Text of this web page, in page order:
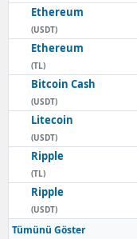
Ethereum
(USDT)
Ethereum
(TL)
Bitcoin Cash
(USDT)
Litecoin
(USDT)
Ripple
(TL)
Ripple
(USDT)
Tümünü Göster